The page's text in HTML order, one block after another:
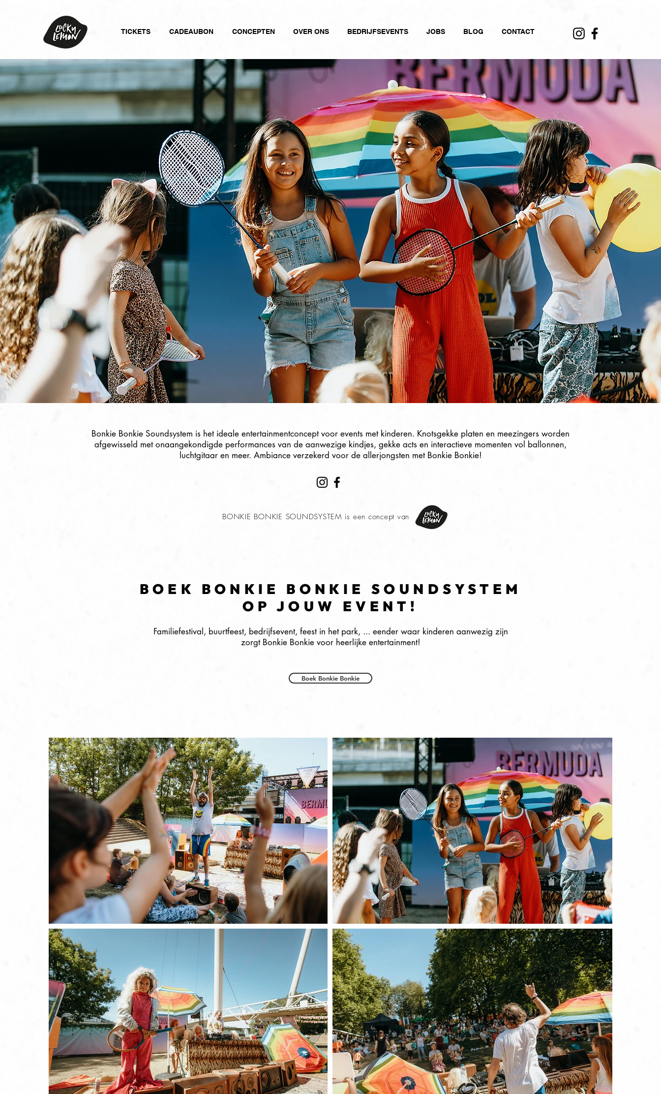
TICKETS CADEAUBON CONCEPTEN OVER ONS BEDRIJFSEVENTS JOBS BLOG CONTACT
Bonkie Bonkie Soundsystem is het ideale entertainmentconcept voor events met kinderen. Knotsgekke platen en meezingers worden
afgewisseld met onaangekondigde performances van de aanwezige kindjes, gekke acts en interactieve momenten vol ballonnen,
luchtgitaar en meer. Ambiance verzekerd voor de allerjongsten met Bonkie Bonkie!
BONKIE BONKIE SOUNDSYSTEM is een concept van
BOEK BONKIE BONKIE SOUNDSYSTEM
OP JOUW EVENT!
Familiefestival, buurtfeest, bedrijfsevent, feest in het park, ... eender waar kinderen aanwezig zijn
zorgt Bonkie Bonkie voor heerlijke entertainment!
Boek Bonkie Bonkie